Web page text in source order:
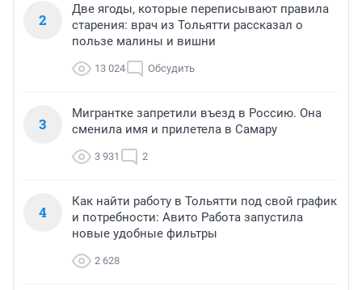
2
Две ягоды, которые переписывают правила
старения: врач из Тольятти рассказал о
пользе малины и вишни
13 024 Обсудить
3
Мигрантке запретили въезд в Россию. Она
сменила имя и прилетела в Самару
3 931 2
4
Как найти работу в Тольятти под свой график
и потребности: Авито Работа запустила
новые удобные фильтры
2 628